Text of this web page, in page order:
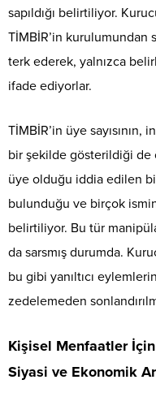
sapıldığı belirtiliyor.
TİMBİR’in kurulumundan
terk ederek, yalnızca
ifade ediyorlar.
TİMBİR’in üye sayısının,
bir şekilde gösterildiği
üye olduğu iddia edilen
bulunduğu ve birçok
belirtiliyor. Bu tür
da sarsmış durumda.
bu gibi yanıltıcı
zedelemeden
Kişisel Menfaatler
Siyasi ve Ekonomik